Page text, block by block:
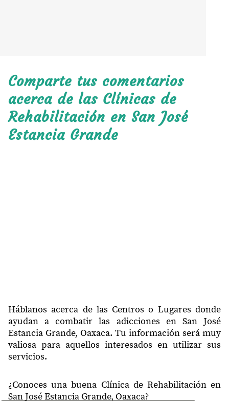
Comparte tus comentarios
acerca de las Clínicas de
Rehabilitación en San José
Estancia Grande
Háblanos acerca de las Centros o Lugares donde
ayudan a combatir las adicciones en San José
Estancia Grande, Oaxaca. Tu información será muy
valiosa para aquellos interesados en utilizar sus
servicios.
¿Conoces una buena Clínica de Rehabilitación en
San José Estancia Grande, Oaxaca?